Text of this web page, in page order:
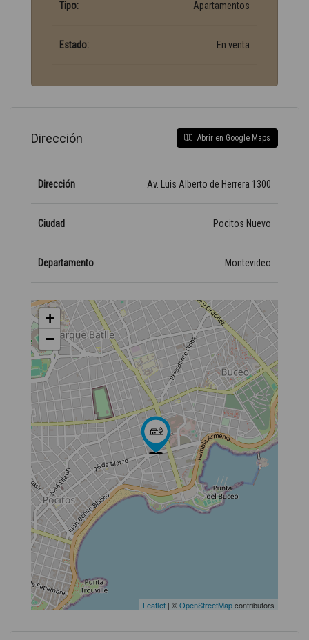
Tipo: Apartamentos
Estado: En venta
Dirección Abrir en Google Maps
Dirección Av. Luis Alberto de Herrera 1300
Ciudad Pocitos Nuevo
Departamento Montevideo
+
−
Leaflet | ©OpenStreetMapcontributors